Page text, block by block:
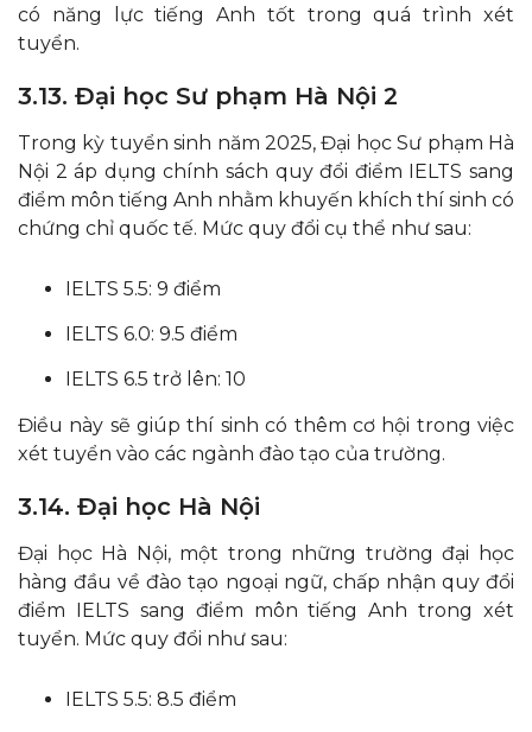
có năng lực tiếng Anh tốt trong quá trình xét
tuyển.​
3.13. Đại học Sư phạm Hà Nội 2
Trong kỳ tuyển sinh năm 2025, Đại học Sư phạm Hà
Nội 2 áp dụng chính sách quy đổi điểm IELTS sang
điểm môn tiếng Anh nhằm khuyến khích thí sinh có
chứng chỉ quốc tế. Mức quy đổi cụ thể như sau:​
IELTS 5.5: 9 điểm
IELTS 6.0: 9.5 điểm
IELTS 6.5 trở lên: 10
Điều này sẽ giúp thí sinh có thêm cơ hội trong việc
xét tuyển vào các ngành đào tạo của trường.
3.14. Đại học Hà Nội
Đại học Hà Nội, một trong những trường đại học
hàng đầu về đào tạo ngoại ngữ, chấp nhận quy đổi
điểm IELTS sang điểm môn tiếng Anh trong xét
tuyển. Mức quy đổi như sau:
IELTS 5.5: 8.5 điểm